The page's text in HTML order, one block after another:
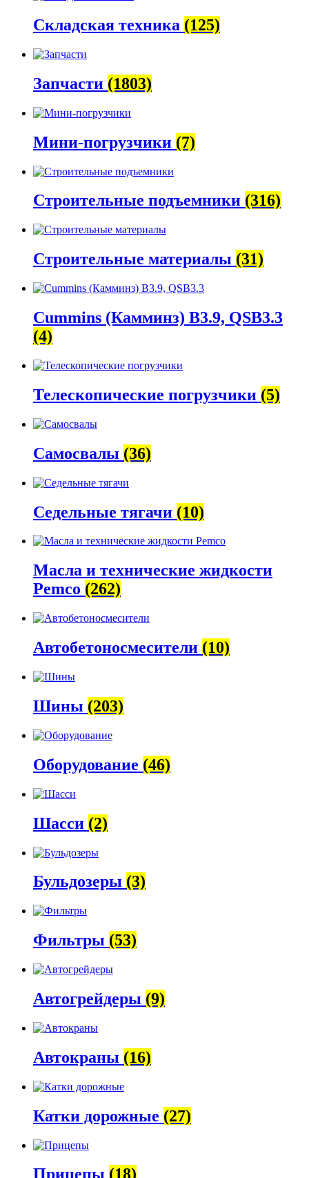
Складская техника (125)
Запчасти (1803)
Мини-погрузчики (7)
Строительные подъемники (316)
Строительные материалы (31)
Cummins (Камминз) B3.9, QSB3.3
(4)
Телескопические погрузчики (5)
Самосвалы (36)
Седельные тягачи (10)
Масла и технические жидкости
Pemco (262)
Автобетоно­смесители (10)
Шины (203)
Оборудование (46)
Шасси (2)
Бульдозеры (3)
Фильтры (53)
Автогрейдеры (9)
Автокраны (16)
Катки дорожные (27)
Прицепы (18)